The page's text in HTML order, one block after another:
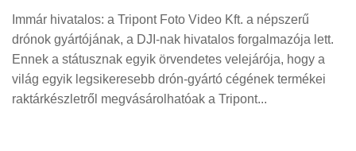
Immár hivatalos: a Tripont Foto Video Kft. a népszerű
drónok gyártójának, a DJI-nak hivatalos forgalmazója lett.
Ennek a státusznak egyik örvendetes velejárója, hogy a
világ egyik legsikeresebb ‪drón-gyártó cégének termékei
raktárkészletről megvásárolhatóak a Tripont...